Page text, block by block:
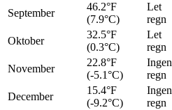
September
46.2°F
(7.9°C)
Let
regn
Oktober
32.5°F
(0.3°C)
Let
regn
November
22.8°F
(-5.1°C)
Ingen
regn
December
15.4°F
(-9.2°C)
Ingen
regn